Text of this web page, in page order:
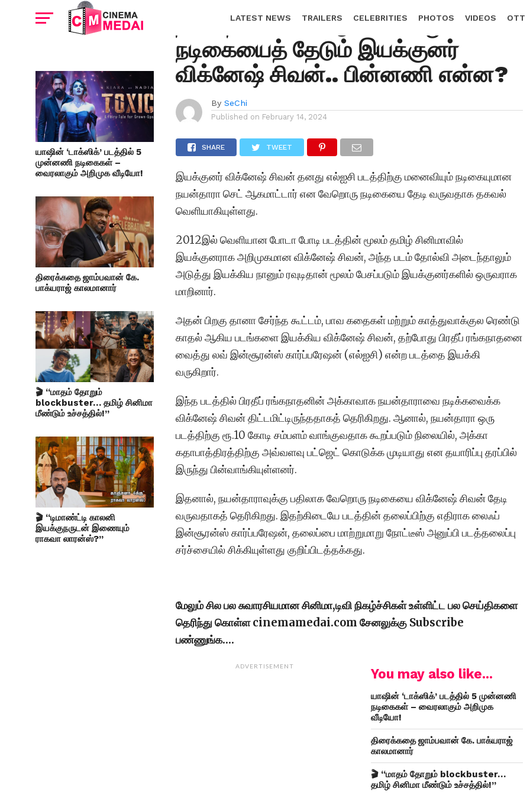
LATEST NEWS TRAILERS CELEBRITIES PHOTOS VIDEOS OTT
யாஷின் ‘டாக்ஸிக்’ படத்தில் 5
முன்னணி நடிகைகள் –
வைரலாகும் அறிமுக வீடியோ!
திரைக்கதை ஜாம்பவான் கே.
பாக்யராஜ் காலமானார்
🎬 “மாதம் தோறும்
blockbuster… தமிழ் சினிமா
மீண்டும் உச்சத்தில்!”
🎬 “டிமாண்ட்டி காலனி
இயக்குநருடன் இணையும்
ராகவா லாரன்ஸ்?”
நயன்தாரா செட் ஆகல.. வேறு
நடிகையைத் தேடும் இயக்குனர்
விக்னேஷ் சிவன்.. பின்னணி என்ன?
By SeChi
Published on February 14, 2024
SHARE TWEET
இயக்குனர் விக்னேஷ் சிவன் தனது எல்ஐசி படத்திற்கு மனைவியும் நடிகையுமான
நயன்தாரா செட் ஆகமாட்டார் என வேறொரு நடிகையை தேடி வருவதாக தகவல்
வெளியாகியுள்ளது.
2012இல் வெளியான போடா போடி படத்தின் மூலம் தமிழ் சினிமாவில்
இயக்குனராக அறிமுகமான விக்னேஷ் சிவன், அந்த படம் தோல்வி அடைந்தாலும்
அடுத்து இயக்கிய நானும் ரவுடிதான் மூலம் பேசப்படும் இயக்குனர்களில் ஒருவராக
மாறினார்.
அதன் பிறகு தானா சேர்ந்த கூட்டம், பாவ கதைகள் மற்றும் காத்துவாக்குல ரெண்டு
காதல் ஆகிய படங்களை இயக்கிய விக்னேஷ் சிவன், தற்போது பிரதீப் ரங்கநாதனை
வைத்து லவ் இன்சூரன்ஸ் கார்ப்பரேஷன் (எல்ஐசி) என்ற படத்தை இயக்கி
வருகிறார்.
இந்த படத்தில் பிரதீப் ரங்கநாதனின் அக்காவாக நயன்தாராவை நடிக்கவைக்க
விக்னேஷ் சிவன் திட்டமிட்டிருந்ததாகத் தெரிகிறது. ஆனால், நயன்தாரா ஒரு
படத்திற்கு ரூ.10 கோடி சம்பளம் வாங்குவதாக கூறப்படும் நிலையில், அக்கா
கதாபாத்திரத்திற்கு அவ்வளவு பட்ஜெட் கொடுக்க முடியாது என தயாரிப்பு தரப்பில்
இருந்து பின்வாங்கியுள்ளனர்.
இதனால், நயன்தாராவுக்கு பதிலாக வேறொரு நடிகையை விக்னேஷ் சிவன் தேடி
வருவதாகத் தெரிகிறது. இதற்கிடையே படத்தின் தலைப்பிற்கு எதிராக லைஃப்
இன்சூரன்ஸ் கார்ப்பரேஷன், தலைப்பை மாற்றுமாறு நோட்டீஸ் அனுப்பி படத்தலைப்பு
சர்ச்சையில் சிக்கியுள்ளது குறிப்பிடத்தக்கது.
மேலும் சில பல சுவாரசியமான சினிமா,டிவி நிகழ்ச்சிகள் உள்ளிட்ட பல செய்திகளை
தெரிந்து கொள்ள cinemamedai.com சேனலுக்கு Subscribe
பண்ணுங்க….
ADVERTISEMENT You may also like...
யாஷின் ‘டாக்ஸிக்’ படத்தில் 5 முன்னணி
நடிகைகள் – வைரலாகும் அறிமுக
வீடியோ!
திரைக்கதை ஜாம்பவான் கே. பாக்யராஜ்
காலமானார்
🎬 “மாதம் தோறும் blockbuster…
தமிழ் சினிமா மீண்டும் உச்சத்தில்!”